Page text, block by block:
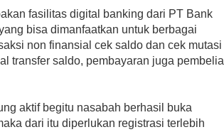
fasilitas digital banking dari PT Bank
bisa dimanfaatkan untuk berbagai
non finansial cek saldo dan cek mutasi
transfer saldo, pembayaran juga pembelia
aktif begitu nasabah berhasil buka
dari itu diperlukan registrasi terlebih